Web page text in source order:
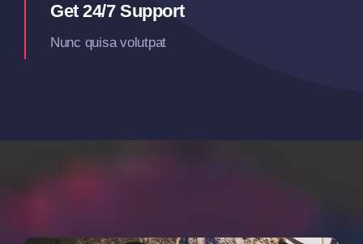
Get 24/7 Support
Nunc quisa volutpat